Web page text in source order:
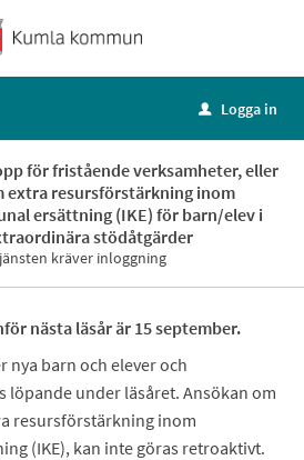
u Logga in
för fristående verksamheter, eller
extra resursförstärkning inom
ersättning (IKE) för barn/elev i
stödåtgärder
kräver inloggning
nästa läsår är 15 september.
nya barn och elever och
löpande under läsåret. Ansökan om
resursförstärkning inom
(IKE), kan inte göras retroaktivt.